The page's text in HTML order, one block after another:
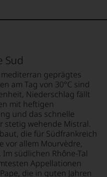
0,75 L
Sud
geprägtes
am Tag von 30°C sind
Niederschlag fällt
mit heftigen
und das schnelle
stetig wehende Mistral.
die für Südfrankreich
vor allem Mourvèdre,
südlichen Rhône-Tal
Appellationen
die in guten Jahren